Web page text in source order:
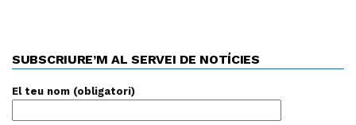
SUBSCRIURE’M AL SERVEI DE NOTÍCIES
El teu nom (obligatori)